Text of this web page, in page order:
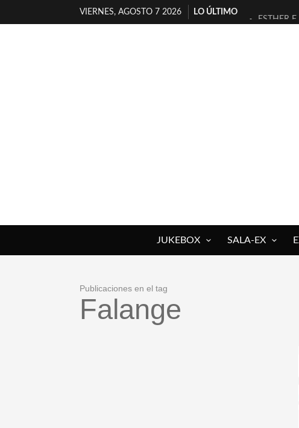
VIERNES, AGOSTO 7 2026
LO ÚLTIMO
ESTHER
TIMBRE
30 AÑOS
JOFRE
JUKEBOX SALA-EX
Publicaciones en el tag
Falange